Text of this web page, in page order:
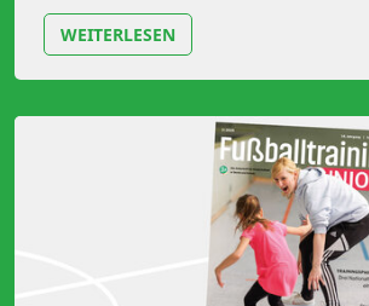
WEITERLESEN